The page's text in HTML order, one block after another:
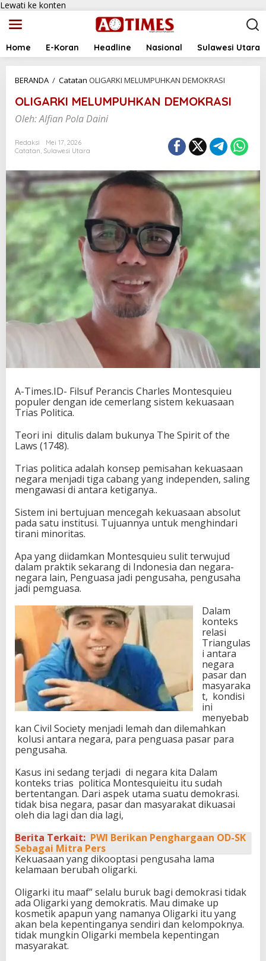
Lewati ke konten
Home E-Koran Headline Nasional Sulawesi Utara
BERANDA / Catatan OLIGARKI MELUMPUHKAN DEMOKRASI
OLIGARKI MELUMPUHKAN DEMOKRASI
Oleh: Alfian Pola Daini
Redaksi
Mei 17, 2026
Catatan, Sulawesi Utara
A-Times.ID- Filsuf Perancis Charles Montesquieu
populer dengan ide cemerlang sistem kekuasaan
Trias Politica.
Teori ini ditulis dalam bukunya The Spirit of the
Laws (1748).
Trias politica adalah konsep pemisahan kekuasaan
negara menjadi tiga cabang yang independen, saling
mengawasi di antara ketiganya..
Sistem ini bertujuan mencegah kekuasaan absolut
pada satu institusi. Tujuannya untuk menghindari
tirani minoritas.
Apa yang diidamkan Montesquieu sulit terwujud
dalam praktik sekarang di Indonesia dan negara-
negara lain, Penguasa jadi pengusaha, pengusaha
jadi pemguasa.
Dalam
konteks
relasi
Triangulas
i antara
negara
pasar dan
masyaraka
t, kondisi
ini
menyebab
kan Civil Society menjadi lemah dan dilemahkan
kolusi antara negara, para penguasa pasar para
pengusaha.
Kasus ini sedang terjadi di negara kita Dalam
konteks trias politica Montesquieitu itu sudah
bertentangan. Dari aspek utama suatu demokrasi.
tidak bisa negara, pasar dan masyarakat dikuasai
oleh dia lagi dan dia lagi,
Berita Terkait: PWI Berikan Penghargaan OD-SK
Sebagai Mitra Pers
Kekuasaan yang dikooptasi pengusaha lama
kelamaan berubah oligarki.
Oligarki itu maaf” selalu buruk bagi demokrasi tidak
ada Oligarki yang demokratis. Mau dimake up
kosmetik apapun yang namanya Oligarki itu yang
akan bela kepentinganya sendiri dan kelompoknya.
tidak mungkin Oligarki membela kepentingan
masyarakat.